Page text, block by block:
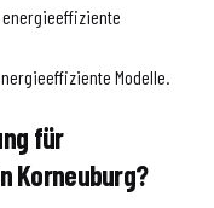
Modelle.
für
Korneuburg?